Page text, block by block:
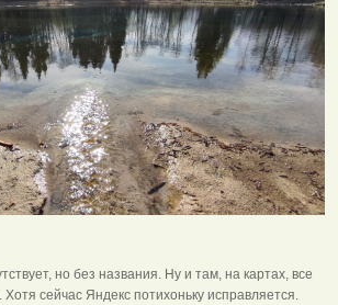
но без названия. Ну и там, на картах, все
сейчас Яндекс потихоньку исправляется.